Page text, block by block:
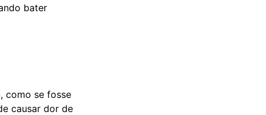
bater
como se fosse
causar dor de